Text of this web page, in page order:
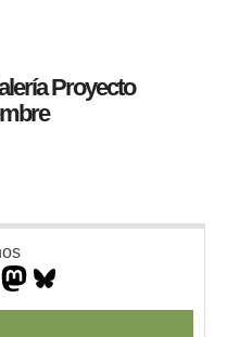
Proyecto